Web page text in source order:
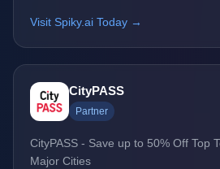
Visit Spiky.ai Today →
CityPASS
Partner
CityPASS - Save up to 50% Off Top
Major Cities